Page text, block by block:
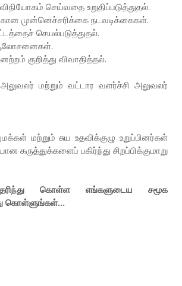
செய்வதை உறுதிப்படுத்துதல்.
முன்னெச்சரிக்கை நடவடிக்கைகள்.
செயல்படுத்துதல்.
ஆலோசனைகள்.
குறித்து விவாதித்தல்.
அலுவலர் மற்றும் வட்டார வளர்ச்சி அலுவலர்
மற்றும் சுய உதவிக்குழு உறுப்பினர்கள்
கருத்துக்களைப் பகிர்ந்து சிறப்பிக்குமாறு
கொள்ளஎங்களுடைய சமூக
கொள்ளுங்கள்...